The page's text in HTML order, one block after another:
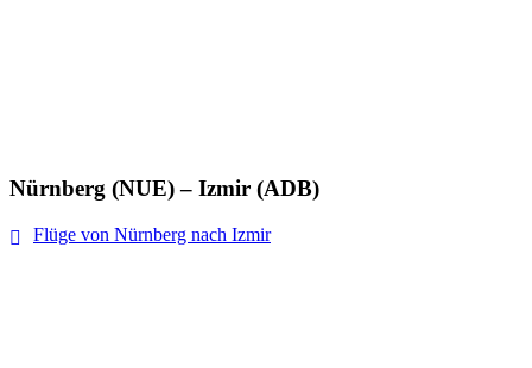
Nürnberg (NUE) – Izmir (ADB)
Flüge von Nürnberg nach Izmir